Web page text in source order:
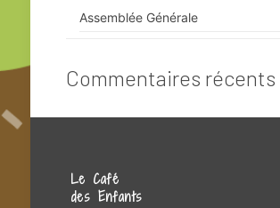
Assemblée Générale
Commentaires récents
Le Café
des Enfants